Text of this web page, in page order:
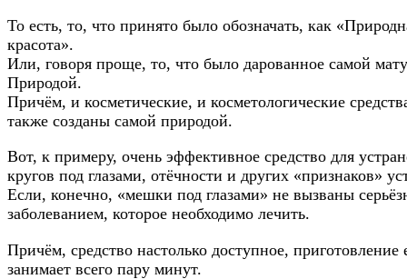
То есть, то, что принято было обозначать, как
красота».
Или, говоря проще, то, что было дарованное самой
Природой.
Причём, и косметические, и косметологические
также созданы самой природой.
Вот, к примеру, очень эффективное средство для
кругов под глазами, отёчности и других «признаков»
Если, конечно, «мешки под глазами» не вызваны
заболеванием, которое необходимо лечить.
Причём, средство настолько доступное, приготовление
занимает всего пару минут.